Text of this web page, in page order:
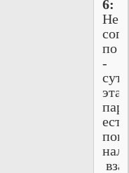
6:
Не
по
-
сути
эта
есть